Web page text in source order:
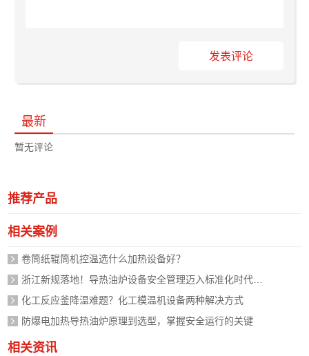
发表评论
最新
暂无评论
推荐产品
相关案例
卷筒纸辊筒机控温选什么加热设备好？
浙江新规落地！导热油炉设备安全管理迈入标准化时代，企业如何应对？
化工反应釜降温难题？化工模温机设备两种解决方式
防爆电加热导热油炉原理到选型，掌握安全运行的关键
相关资讯